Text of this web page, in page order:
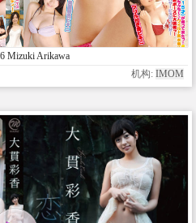
Mizuki Arikawa
机构: IMOM